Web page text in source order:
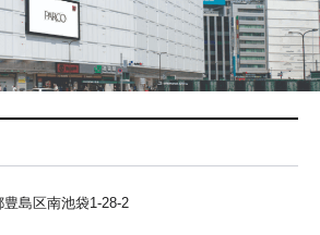
豊島区南池袋1-28-2